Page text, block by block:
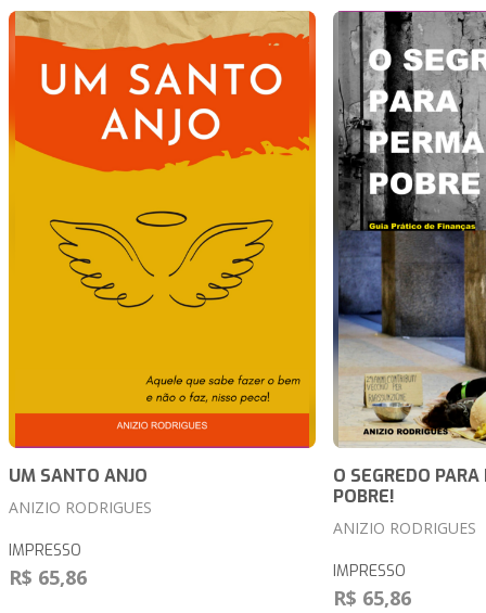
UM SANTO ANJO
ANIZIO RODRIGUES
IMPRESSO
R$ 65,86
O SEGREDO
POBRE!
ANIZIO RODRIGUES
IMPRESSO
R$ 65,86